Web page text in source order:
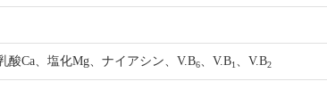
Ca、塩化Mg、ナイアシン、V.B6、V.B1 、V.B2